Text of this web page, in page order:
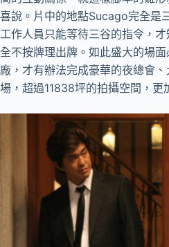
喜說。片中的地點Sucago完全是
工作人員只能等待三谷的指令，
全不按牌理出牌。如此盛大的場
廠，才有辦法完成豪華的夜總會
場，超過11838坪的拍攝空間，更